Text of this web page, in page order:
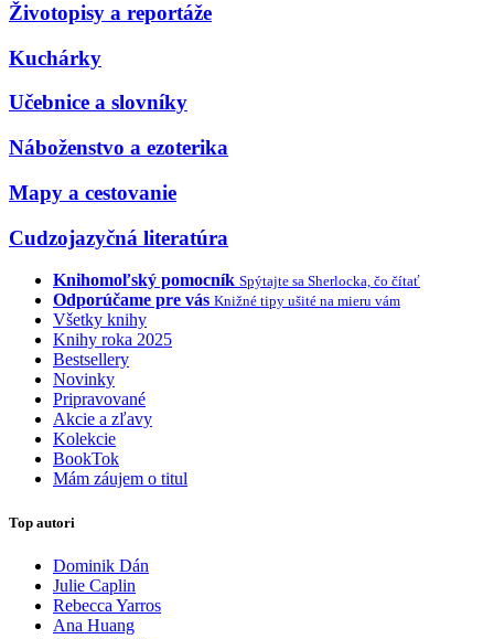
Životopisy a reportáže
Kuchárky
Učebnice a slovníky
Náboženstvo a ezoterika
Mapy a cestovanie
Cudzojazyčná literatúra
Knihomoľský pomocník Spýtajte sa Sherlocka, čo čítať
Odporúčame pre vás Knižné tipy ušité na mieru vám
Všetky knihy
Knihy roka 2025
Bestsellery
Novinky
Pripravované
Akcie a zľavy
Kolekcie
BookTok
Mám záujem o titul
Top autori
Dominik Dán
Julie Caplin
Rebecca Yarros
Ana Huang